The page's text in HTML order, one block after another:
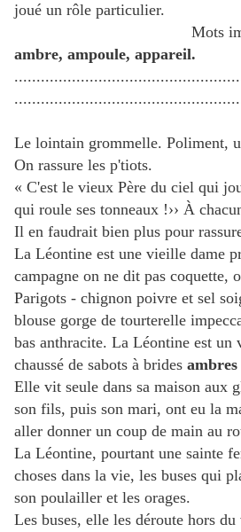
joué un rôle particulier.
Mots imposés à
ambre, ampoule, appareil.
Le lointain grommelle. Poliment,
On rassure les p'tiots.
« C'est le vieux Père du ciel qui
qui roule ses tonneaux !›› À
Il en faudrait bien plus pour
La Léontine est une vieille dame
campagne on ne dit pas coquette,
Parigots - chignon poivre et sel
blouse gorge de tourterelle
bas anthracite. La Léontine est un
chaussé de sabots à brides ambres
Elle vit seule dans sa maison aux
son fils, puis son mari, ont eu la
aller donner un coup de main au
La Léontine, pourtant une sainte
choses dans la vie, les buses qui
son poulailler et les orages.
Les buses, elle les déroute hors